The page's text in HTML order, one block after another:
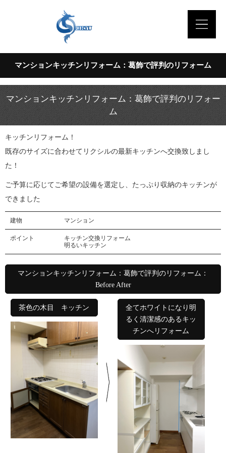
マンションキッチンリフォーム：葛飾で評判のリフォーム
マンションキッチンリフォーム：葛飾で評判のリフォー
ム
キッチンリフォーム！
既存のサイズに合わせてリクシルの最新キッチンへ交換致しまし
た！
ご予算に応じてご希望の設備を選定し、たっぷり収納のキッチンが
できました
建物 マンション
ポイント
キッチン交換リフォーム
明るいキッチン
マンションキッチンリフォーム：葛飾で評判のリフォーム：
Before After
茶色の木目 キッチン
全てホワイトになり明
るく清潔感のあるキッ
チンへリフォーム